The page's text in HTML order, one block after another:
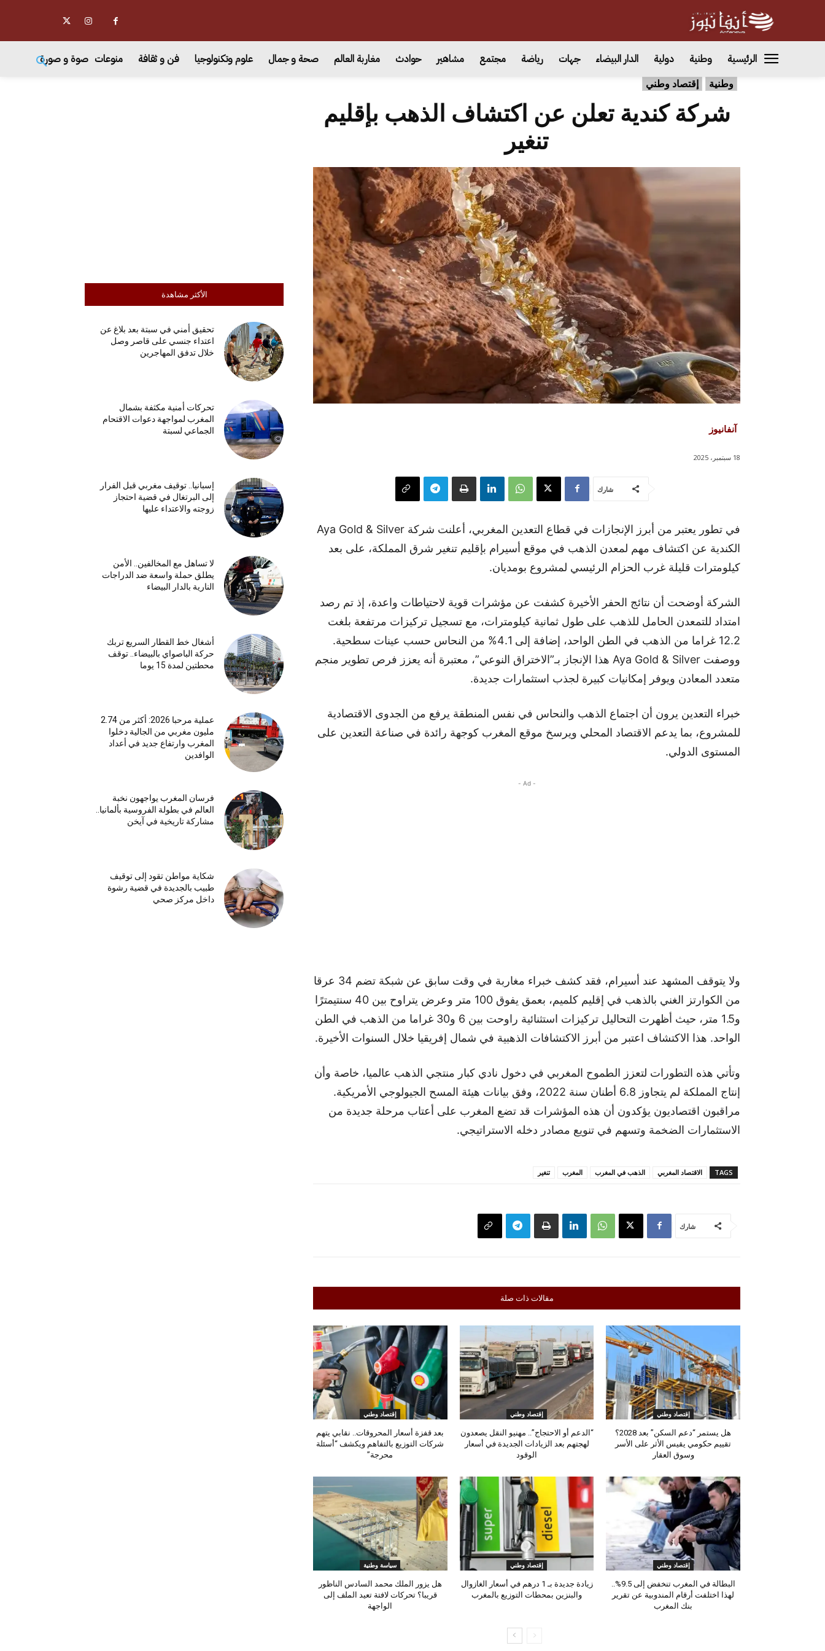
الرئيسية وطنية دولية الدار البيضاء جهات رياضة مجتمع مشاهير حوادث مغاربة العالم صحة و جمال علوم وتكنولوجيا فن و ثقافة منوعات صوة و صورة
وطنية إقتصاد وطني
الأكثر مشاهدة
تحقيق أمني في سبتة بعد بلاغ عن
اعتداء جنسي على قاصر وصل
خلال تدفق المهاجرين
تحركات أمنية مكثفة بشمال
المغرب لمواجهة دعوات الاقتحام
الجماعي لسبتة
إسبانيا.. توقيف مغربي قبل الفرار
إلى البرتغال في قضية احتجاز
زوجته والاعتداء عليها
لا تساهل مع المخالفين.. الأمن
يطلق حملة واسعة ضد الدراجات
النارية بالدار البيضاء
أشغال خط القطار السريع تربك
حركة الباصواي بالبيضاء.. توقف
محطتين لمدة 15 يوما
عملية مرحبا 2026: أكثر من 2.74
مليون مغربي من الجالية دخلوا
المغرب وارتفاع جديد في أعداد
الوافدين
فرسان المغرب يواجهون نخبة
العالم في بطولة الفروسية بألمانيا..
مشاركة تاريخية في آيخن
شكاية مواطن تقود إلى توقيف
طبيب بالجديدة في قضية رشوة
داخل مركز صحي
شركة كندية تعلن عن اكتشاف الذهب بإقليم
تنغير
آنفانيوز
18 سبتمبر، 2025
شارك
في تطور يعتبر من أبرز الإنجازات في قطاع التعدين المغربي، أعلنت شركة Aya Gold & Silver
الكندية عن اكتشاف مهم لمعدن الذهب في موقع أسيرام بإقليم تنغير شرق المملكة، على بعد
كيلومترات قليلة غرب الحزام الرئيسي لمشروع بومديان.
الشركة أوضحت أن نتائج الحفر الأخيرة كشفت عن مؤشرات قوية لاحتياطات واعدة، إذ تم رصد
امتداد للتمعدن الحامل للذهب على طول ثمانية كيلومترات، مع تسجيل تركيزات مرتفعة بلغت
12.2 غراما من الذهب في الطن الواحد، إضافة إلى 4.1% من النحاس حسب عينات سطحية.
ووصفت Aya Gold & Silver هذا الإنجاز بـ”الاختراق النوعي”، معتبرة أنه يعزز فرص تطوير منجم
متعدد المعادن ويوفر إمكانيات كبيرة لجذب استثمارات جديدة.
خبراء التعدين يرون أن اجتماع الذهب والنحاس في نفس المنطقة يرفع من الجدوى الاقتصادية
للمشروع، بما يدعم الاقتصاد المحلي ويرسخ موقع المغرب كوجهة رائدة في صناعة التعدين على
المستوى الدولي.
- Ad -
ولا يتوقف المشهد عند أسيرام، فقد كشف خبراء مغاربة في وقت سابق عن شبكة تضم 34 عرقا
من الكوارتز الغني بالذهب في إقليم كلميم، بعمق يفوق 100 متر وعرض يتراوح بين 40 سنتيمترًا
و1.5 متر، حيث أظهرت التحاليل تركيزات استثنائية راوحت بين 6 و30 غراما من الذهب في الطن
الواحد. هذا الاكتشاف اعتبر من أبرز الاكتشافات الذهبية في شمال إفريقيا خلال السنوات الأخيرة.
وتأتي هذه التطورات لتعزز الطموح المغربي في دخول نادي كبار منتجي الذهب عالميا، خاصة وأن
إنتاج المملكة لم يتجاوز 6.8 أطنان سنة 2022، وفق بيانات هيئة المسح الجيولوجي الأمريكية.
مراقبون اقتصاديون يؤكدون أن هذه المؤشرات قد تضع المغرب على أعتاب مرحلة جديدة من
الاستثمارات الضخمة وتسهم في تنويع مصادر دخله الاستراتيجي.
TAGS الاقتصاد المغربي الذهب في المغرب المغرب تنغير
شارك
مقالات ذات صلة
إقتصاد وطني
هل يستمر “دعم السكن” بعد 2028؟
تقييم حكومي يقيس الأثر على الأسر
وسوق العقار
إقتصاد وطني
“الدعم أو الاحتجاج”.. مهنيو النقل يصعدون
لهجتهم بعد الزيادات الجديدة في أسعار
الوقود
إقتصاد وطني
بعد قفزة أسعار المحروقات.. نقابي يتهم
شركات التوزيع بالتفاهم ويكشف “أسئلة
محرجة”
إقتصاد وطني
البطالة في المغرب تنخفض إلى 9.5%..
لهذا اختلفت أرقام المندوبية عن تقرير
بنك المغرب
إقتصاد وطني
زيادة جديدة بـ 1 درهم في أسعار الغازوال
والبنزين بمحطات التوزيع بالمغرب
سياسة وطنية
هل يزور الملك محمد السادس الناظور
قريبا؟ تحركات لافتة تعيد الملف إلى
الواجهة